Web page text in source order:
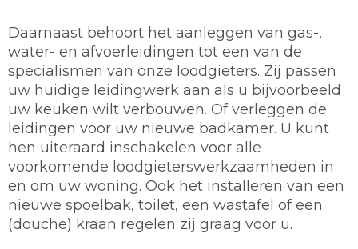
Daarnaast behoort het aanleggen van gas-,
water- en afvoerleidingen tot een van de
specialismen van onze loodgieters. Zij passen
uw huidige leidingwerk aan als u bijvoorbeeld
uw keuken wilt verbouwen. Of verleggen de
leidingen voor uw nieuwe badkamer. U kunt
hen uiteraard inschakelen voor alle
voorkomende loodgieterswerkzaamheden in
en om uw woning. Ook het installeren van een
nieuwe spoelbak, toilet, een wastafel of een
(douche) kraan regelen zij graag voor u.